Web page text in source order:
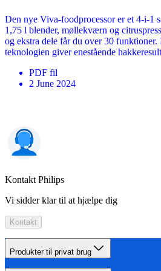
Den nye Viva-foodprocessor er et 4-i-1
1,75 l blender, møllekværn og
og ekstra dele får du over 30 funktioner.
teknologien giver enestående
PDF fil
2 June 2024
Kontakt Philips
Vi sidder klar til at hjælpe dig
Kontakt
Produkter til privat brug